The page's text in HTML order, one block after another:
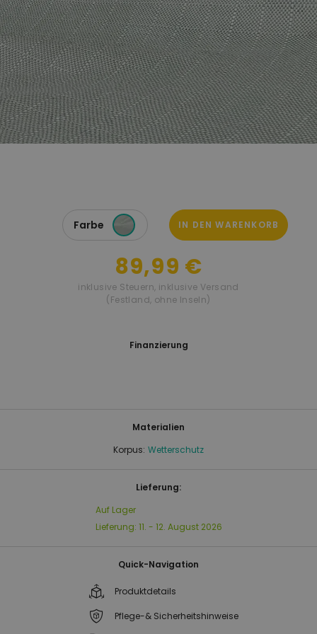
Farbe IN DEN WARENKORB
89,99 €
inklusive Steuern, inklusive Versand
(Festland, ohne Inseln)
Materialien
Korpus: Wetterschutz
Lieferung:
Auf Lager
Lieferung: 11. - 12. August 2026
Quick-Navigation
Produktdetails
Pflege-& Sicherheitshinweise
Finanzierung